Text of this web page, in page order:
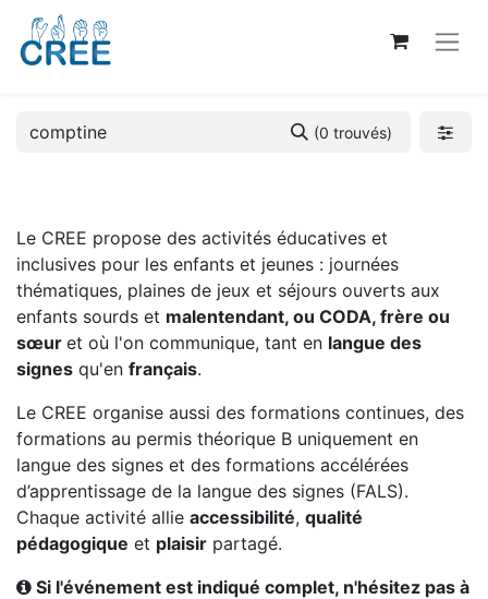
(0 trouvés)
Le CREE propose des activités éducatives et
inclusives pour les enfants et jeunes : journées
thématiques, plaines de jeux et séjours ouverts aux
enfants sourds et malentendant, ou CODA, frère ou
sœur et où l'on communique, tant en langue des
signes qu'en français.
Le CREE organise aussi des formations continues, des
formations au permis théorique B uniquement en
langue des signes et des formations accélérées
d’apprentissage de la langue des signes (FALS).
Chaque activité allie accessibilité, qualité
pédagogique et plaisir partagé.
Si l'événement est indiqué complet, n'hésitez pas à